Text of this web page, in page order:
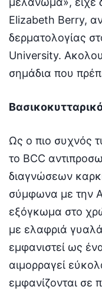
Elizabeth Berry,
δερματολογίας
University.
σημάδια που
Ως ο πιο συχνός
το BCC
διαγνώσεων
σύμφωνα με την
εξόγκωμα στο
με ελαφριά
εμφανιστεί ως
αιμορραγεί
εμφανίζονται σε